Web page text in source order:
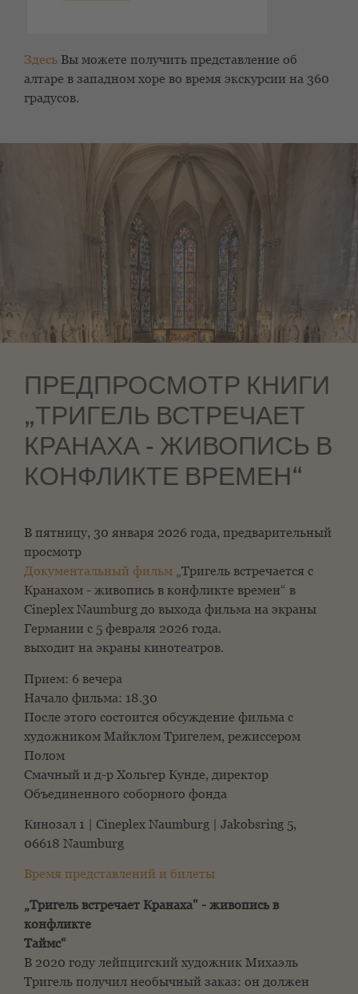
Здесь Вы можете получить представление об
алтаре в западном хоре во время экскурсии на 360
градусов.
ПРЕДПРОСМОТР КНИГИ
„ТРИГЕЛЬ ВСТРЕЧАЕТ
КРАНАХА - ЖИВОПИСЬ В
КОНФЛИКТЕ ВРЕМЕН“
В пятницу, 30 января 2026 года, предварительный
просмотр
Документальный фильм „Тригель встречается с
Кранахом - живопись в конфликте времен“ в
Cineplex Naumburg до выхода фильма на экраны
Германии с 5 февраля 2026 года.
выходит на экраны кинотеатров.
Прием: 6 вечера
Начало фильма: 18.30
После этого состоится обсуждение фильма с
художником Майклом Тригелем, режиссером
Полом
Смачный и д-р Хольгер Кунде, директор
Объединенного соборного фонда
Кинозал 1 | Cineplex Naumburg | Jakobsring 5,
06618 Naumburg
Время представлений и билеты
„Тригель встречает Кранаха" - живопись в
конфликте
Таймс“
В 2020 году лейпцигский художник Михаэль
Тригель получил необычный заказ: он должен